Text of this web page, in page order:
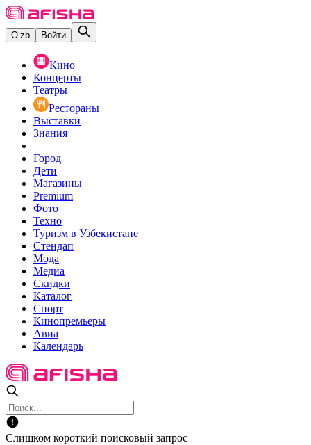
O‘zb Войти
Кино
Концерты
Театры
Рестораны
Выставки
Знания
Город
Дети
Магазины
Premium
Фото
Техно
Туризм в Узбекистане
Стендап
Мода
Медиа
Скидки
Каталог
Спорт
Кинопремьеры
Авиа
Календарь
Слишком короткий поисковый запрос